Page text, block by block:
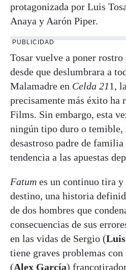
protagonizada por Luis
Anaya y Aarón Piper.
PUBLICIDAD
Tosar vuelve a poner
desde que deslumbrara a
Malamadre en Celda 211,
precisamente más éxito ha
Films. Sin embargo, esta
ningún tipo duro o temible,
desastroso padre de
tendencia a las apuestas
Fatum es un continuo tira
destino, una historia
de dos hombres que
consecuencias de sus
en las vidas de Sergio (
tiene graves problemas
(Alex García)